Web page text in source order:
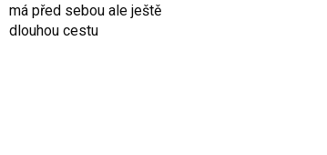
má před sebou ale ještě
dlouhou cestu